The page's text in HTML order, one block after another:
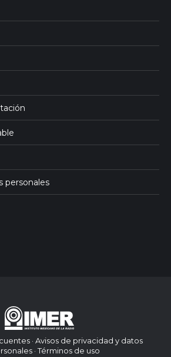
personales
· Avisos de privacidad y datos
· Términos de uso